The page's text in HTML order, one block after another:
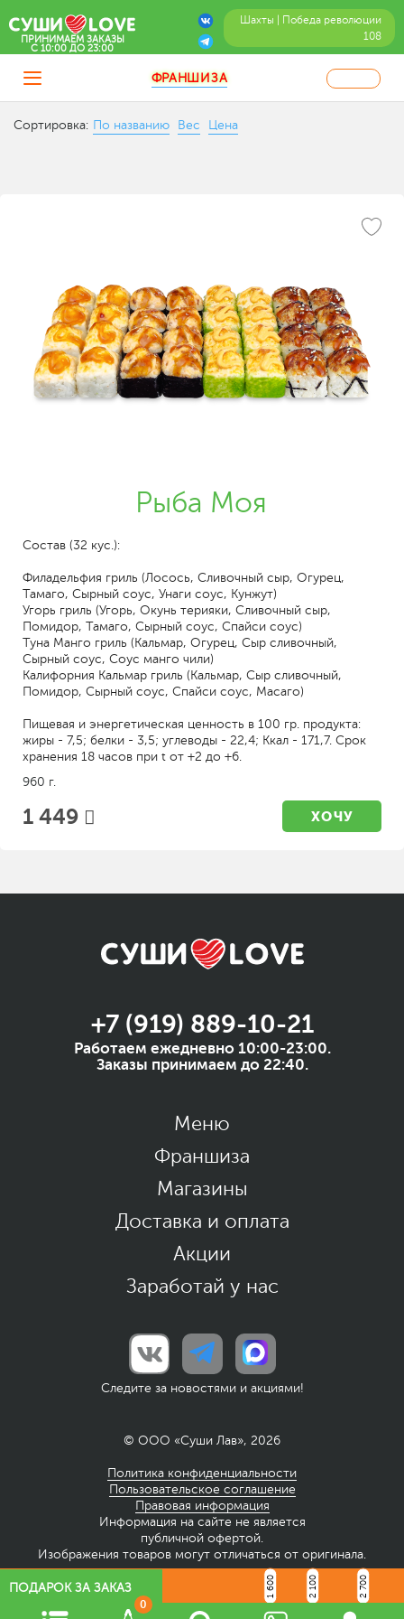
Шахты | Победа революции
108
ПРИНИМАЕМ ЗАКАЗЫ
C 10:00 ДО 23:00
ФРАНШИЗА
0
Сортировка: По названию Вес Цена
Рыба Моя
Состав (32 кус.):
Филадельфия гриль (Лосось, Сливочный сыр, Огурец,
Тамаго, Сырный соус, Унаги соус, Кунжут)
Угорь гриль (Угорь, Окунь терияки, Сливочный сыр,
Помидор, Тамаго, Сырный соус, Спайси соус)
Туна Манго гриль (Кальмар, Огурец, Сыр сливочный,
Сырный соус, Соус манго чили)
Калифорния Кальмар гриль (Кальмар, Сыр сливочный,
Помидор, Сырный соус, Спайси соус, Масаго)
Пищевая и энергетическая ценность в 100 гр. продукта:
жиры - 7,5; белки - 3,5; углеводы - 22,4; Ккал - 171,7. Срок
хранения 18 часов при t от +2 до +6.
960 г.
1 449 ХОЧУ
+7 (919) 889-10-21
Работаем ежедневно 10:00-23:00.
Заказы принимаем до 22:40.
Меню
Франшиза
Магазины
Доставка и оплата
Акции
Заработай у нас
Следите за новостями и акциями!
© ООО «Суши Лав», 2026
Политика конфиденциальности
Пользовательское соглашение
Правовая информация
Информация на сайте не является
публичной офертой.
Изображения товаров могут отличаться от оригинала.
ПОДАРОК ЗА ЗАКАЗ 1 600 2 100 2 700